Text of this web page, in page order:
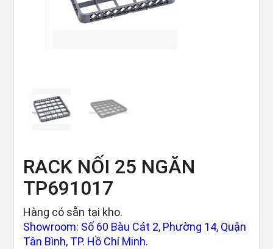
RACK NỐI 25 NGĂN
TP691017
Hàng có sẵn tại kho.
Showroom: Số 60 Bàu Cát 2, Phường 14, Quận
Tân Bình, TP. Hồ Chí Minh.